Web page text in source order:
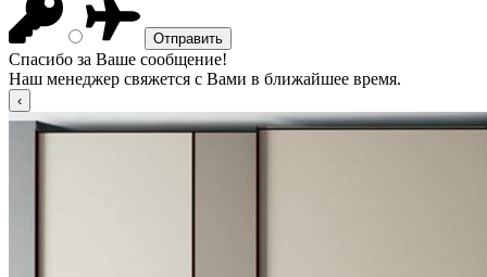
Спасибо за Ваше сообщение!
Наш менеджер свяжется с Вами в ближайшее время.